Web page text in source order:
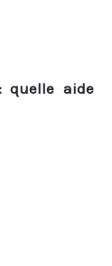
quelle aide